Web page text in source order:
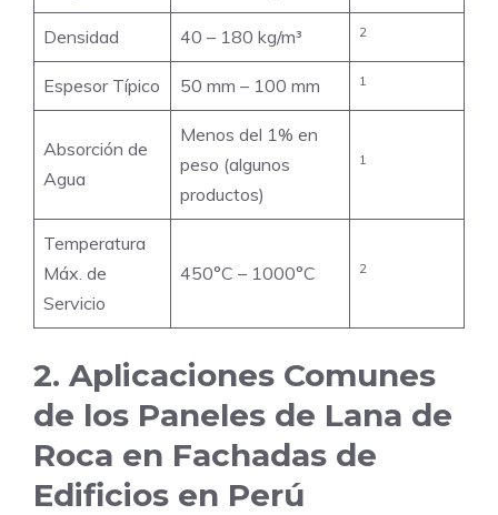
Densidad 40 – 180 kg/m³ 2
Espesor Típico 50 mm – 100 mm 1
Absorción de
Agua
Menos del 1% en
peso (algunos
productos)
1
Temperatura
Máx. de
Servicio
450°C – 1000°C 2
2. Aplicaciones Comunes
de los Paneles de Lana de
Roca en Fachadas de
Edificios en Perú